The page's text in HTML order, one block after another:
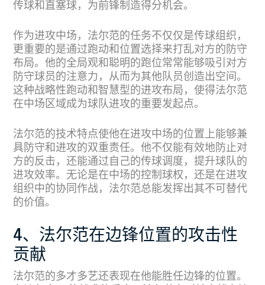
传球和直塞球，为前锋制造得分机会。
作为进攻中场，法尔范的任务不仅仅是传球组织，
更重要的是通过跑动和位置选择来打乱对方的防守
布局。他的全局观和聪明的跑位常常能够吸引对方
防守球员的注意力，从而为其他队员创造出空间。
这种战略性跑动和智慧型的进攻布局，使得法尔范
在中场区域成为球队进攻的重要发起点。
法尔范的技术特点使他在进攻中场的位置上能够兼
具防守和进攻的双重责任。他不仅能有效地防止对
方的反击，还能通过自己的传球调度，提升球队的
进攻效率。无论是在中场的控制球权，还是在进攻
组织中的协同作战，法尔范总能发挥出其不可替代
的价值。
4、法尔范在边锋位置的攻击性
贡献
法尔范的多才多艺还表现在他能胜任边锋的位置。